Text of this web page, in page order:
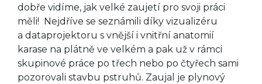
dobře vidíme, jak velké zaujetí pro svoji práci
měli! Nejdříve se seznámili díky vizualizéru
a dataprojektoru s vnější i vnitřní anatomií
karase na plátně ve velkém a pak už v rámci
skupinové práce po třech nebo po čtyřech sami
pozorovali stavbu pstruhů. Zaujal je plynový